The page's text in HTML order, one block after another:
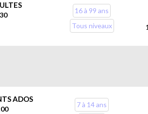
pleine de feeling, qui permet de faire preuve
16 à 99 ans
Tous niveaux
ADOS
7 à 14 ans